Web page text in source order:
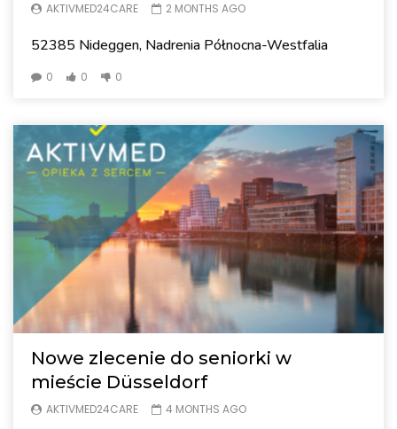
AKTIVMED24CARE 2 MONTHS AGO
52385 Nideggen, Nadrenia Północna-Westfalia
0 0 0
Nowe zlecenie do seniorki w
mieście Düsseldorf
AKTIVMED24CARE 4 MONTHS AGO